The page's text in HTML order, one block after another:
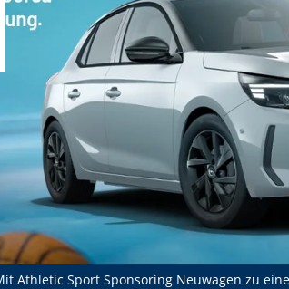
Athletic Sport Sponsoring Neuwagen zu